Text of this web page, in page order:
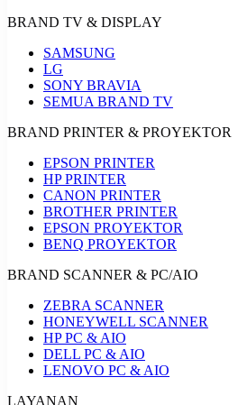
BRAND TV & DISPLAY
SAMSUNG
LG
SONY BRAVIA
SEMUA BRAND TV
BRAND PRINTER & PROYEKTOR
EPSON PRINTER
HP PRINTER
CANON PRINTER
BROTHER PRINTER
EPSON PROYEKTOR
BENQ PROYEKTOR
BRAND SCANNER & PC/AIO
ZEBRA SCANNER
HONEYWELL SCANNER
HP PC & AIO
DELL PC & AIO
LENOVO PC & AIO
LAYANAN